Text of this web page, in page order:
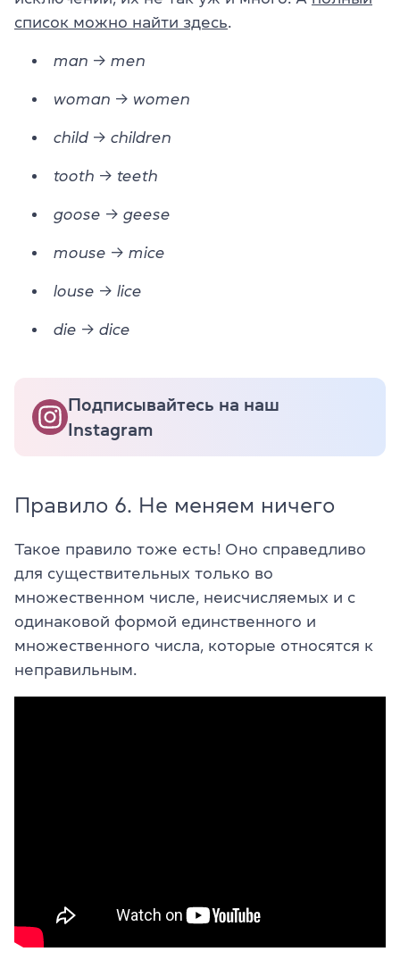
список можно найти здесь.
man → men
woman → women
child → children
tooth → teeth
goose → geese
mouse → mice
louse → lice
die → dice
Подписывайтесь на наш
Instagram
Правило 6. Не меняем ничего
Такое правило тоже есть! Оно справедливо
для существительных только во
множественном числе, неисчисляемых и с
одинаковой формой единственного и
множественного числа, которые относятся к
неправильным.